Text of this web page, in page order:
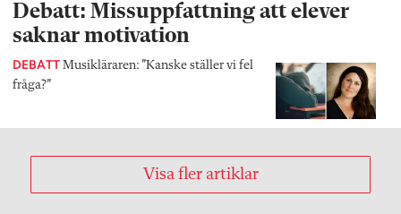
Debatt: Missuppfattning att elever
saknar motivation
DEBATT Musikläraren: ”Kanske ställer vi fel
fråga?”
Visa fler artiklar